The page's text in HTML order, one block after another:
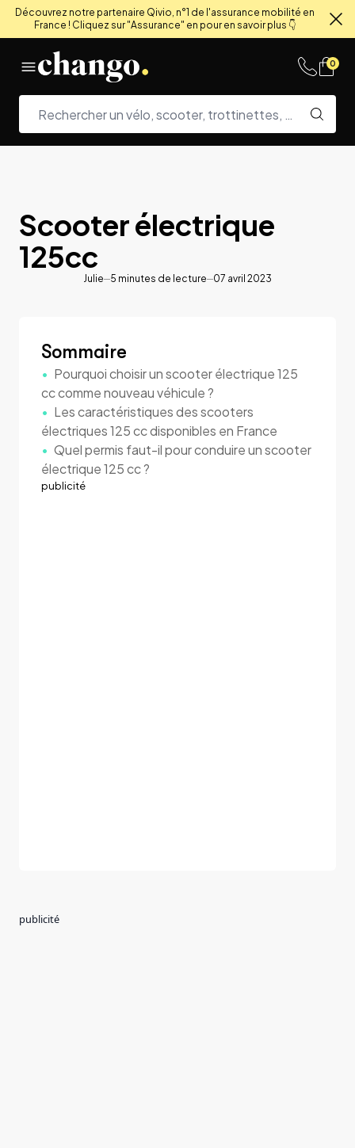
Découvrez notre partenaire Qivio, n°1 de l'assurance mobilité en
France ! Cliquez sur "Assurance" en pour en savoir plus 👇
0
Scooter électrique
125cc
Julie 5 minutes de lecture 07 avril 2023
Sommaire
Pourquoi choisir un scooter électrique 125
cc comme nouveau véhicule ?
Les caractéristiques des scooters
électriques 125 cc disponibles en France
Quel permis faut-il pour conduire un scooter
électrique 125 cc ?
publicité
publicité